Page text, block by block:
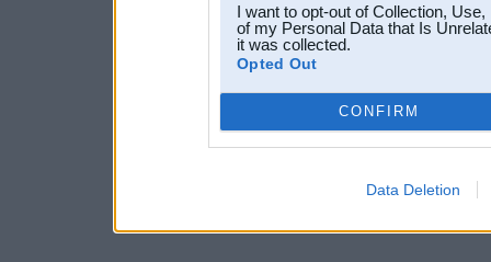
I want to opt-out of Collection,
of my Personal Data that Is
it was collected.
Opted Out
CONFIRM
Data Deletion